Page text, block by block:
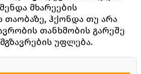
მხარეების
თაობაზე, ჰქონდა თუ არა
თანხმობის გარეშე
უფლება.